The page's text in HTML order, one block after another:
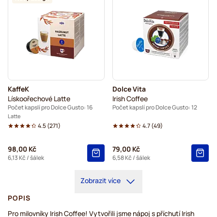
KaffeK
Lískoořechové Latte
Počet kapslí pro Dolce Gusto: 16
Latte
4.5(271)
98,00 Kč
6,13 Kč / šálek
Dolce Vita
Irish Coffee
Počet kapslí pro Dolce Gusto: 12
4.7(49)
79,00 Kč
6,58 Kč / šálek
Zobrazit více
POPIS
Pro milovníky Irish Coffee! Vytvořili jsme nápoj s příchutí Irish